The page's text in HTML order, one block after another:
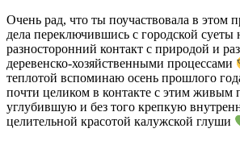
Очень рад, что ты поучаствовала в этом
дела переключившись с городской суеты
разносторонний контакт с природой и
деревенско-хозяйственными процессами
теплотой вспоминаю осень прошлого
почти целиком в контакте с этим живым
углубившую и без того крепкую
целительной красотой калужской глуши